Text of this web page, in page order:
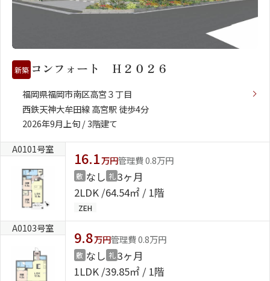
新築 コンフォート Ｈ２０２６
福岡県福岡市南区高宮３丁目
西鉄天神大牟田線 高宮駅 徒歩4分
2026年9月上旬 / 3階建て
A0101号室
16.1万円管理費 0.8万円
敷 なし 礼 3ヶ月
2LDK 64.54㎡ / 1階
ZEH
A0103号室
9.8万円管理費 0.8万円
敷 なし 礼 3ヶ月
1LDK 39.85㎡ / 1階